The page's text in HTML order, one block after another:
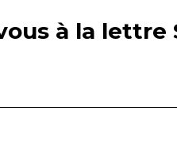
à la lettre